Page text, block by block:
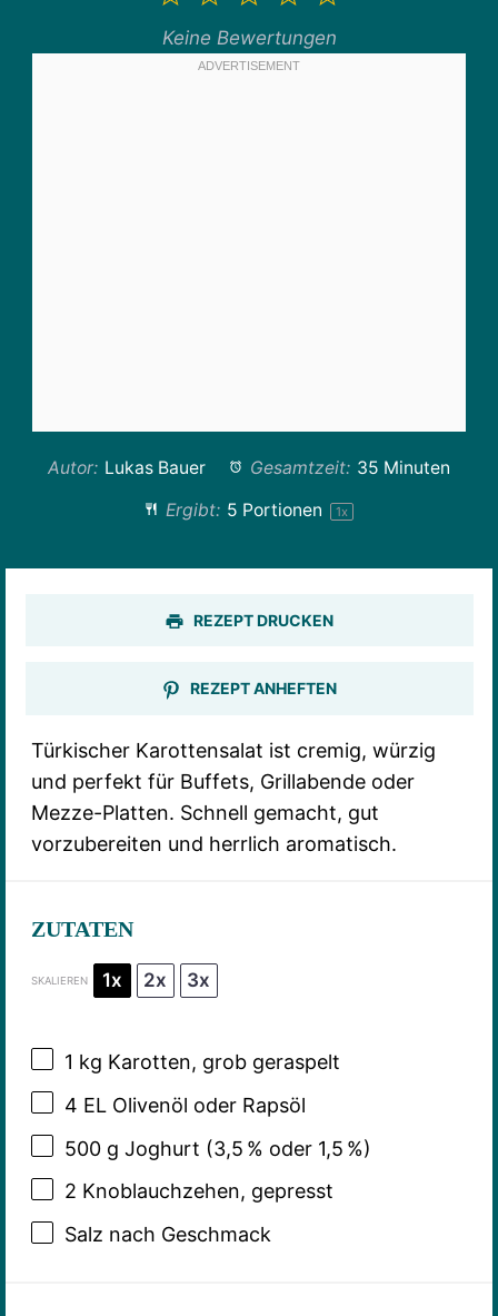
Sterne
Sterne
Sterne
Stern
Keine Bewertungen
Autor: Lukas Bauer Gesamtzeit: 35 Minuten
Ergibt: 5 Portionen 1x
REZEPT DRUCKEN
REZEPT ANHEFTEN
Türkischer Karottensalat ist cremig, würzig
und perfekt für Buffets, Grillabende oder
Mezze-Platten. Schnell gemacht, gut
vorzubereiten und herrlich aromatisch.
ZUTATEN
SKALIEREN 1x 2x 3x
1 kg Karotten, grob geraspelt
4 EL Olivenöl oder Rapsöl
500 g Joghurt (3,5 % oder 1,5 %)
2 Knoblauchzehen, gepresst
Salz nach Geschmack